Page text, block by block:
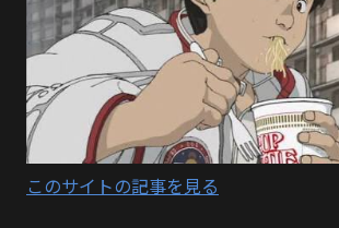
このサイトの記事を見る